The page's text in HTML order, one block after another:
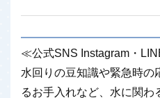
≪公式SNS Instagram・
水回りの豆知識や緊急時の
るお手入れなど、水に関わ